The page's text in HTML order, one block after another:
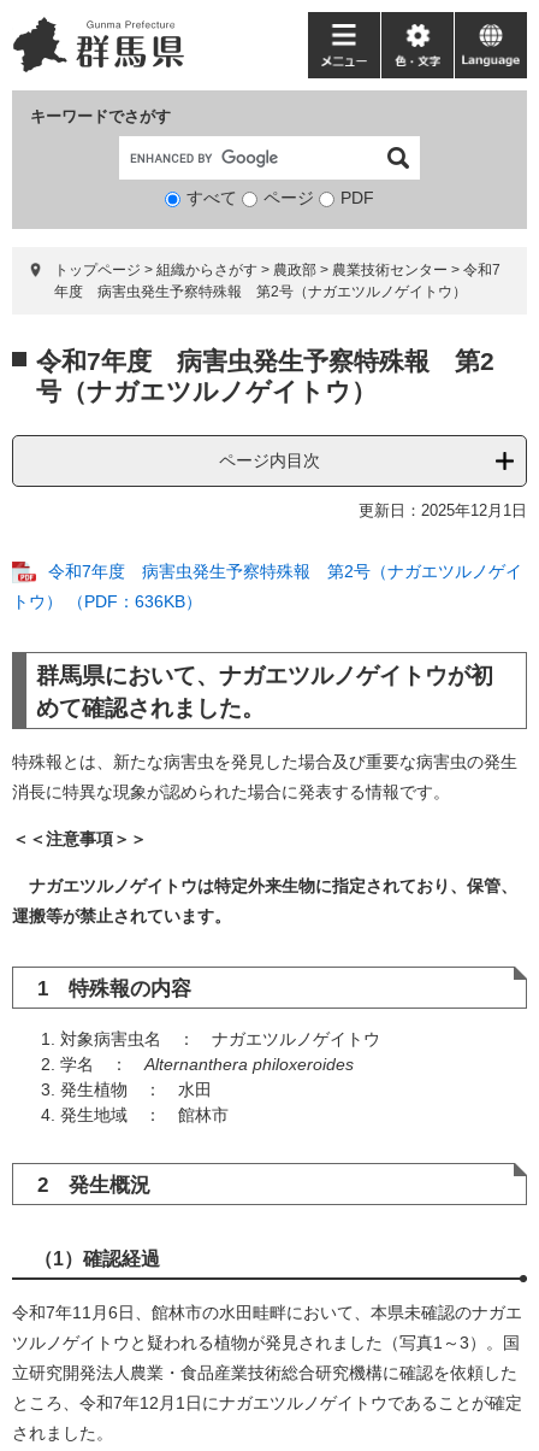
ー
ジ
ニ
ュ
て
キーワードでさがす
検
象
すべて ページ PDF
メ
ニ
ー
色・
文
language
トップページ > 組織からさがす > 農政部 > 農業技術センター > 令和7
年度 病害虫発生予察特殊報 第2号（ナガエツルノゲイトウ）
文 令和7年度 病害虫発生予察特殊報 第2
号（ナガエツルノゲイトウ）
ページ内目次
更新日：2025年12月1日
令和7年度 病害虫発生予察特殊報 第2号（ナガエツルノゲイ
トウ） （PDF：636KB）
群馬県において、ナガエツルノゲイトウが初
めて確認されました。
特殊報とは、新たな病害虫を発見した場合及び重要な病害虫の発生
消長に特異な現象が認められた場合に発表する情報です。
＜＜注意事項＞＞
ナガエツルノゲイトウは特定外来生物に指定されており、保管、
運搬等が禁止されています。
1 特殊報の内容
対象病害虫名 ： ナガエツルノゲイトウ
学名 ： Alternanthera philoxeroides
発生植物 ： 水田
発生地域 ： 館林市
2 発生概況
（1）確認経過
令和7年11月6日、館林市の水田畦畔において、本県未確認のナガエ
ツルノゲイトウと疑われる植物が発見されました（写真1～3）。国
立研究開発法人農業・食品産業技術総合研究機構に確認を依頼した
ところ、令和7年12月1日にナガエツルノゲイトウであることが確定
されました。